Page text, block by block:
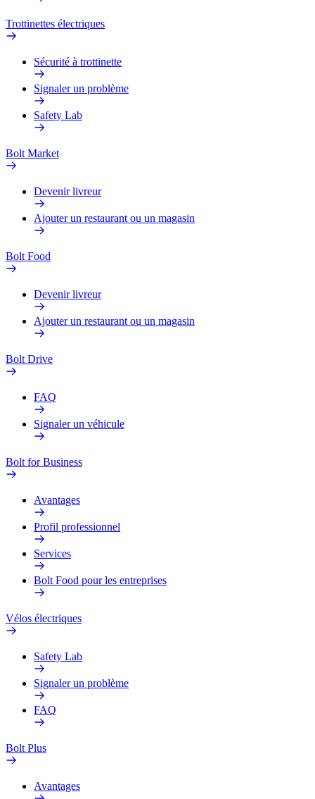
Trottinettes électriques
Sécurité à trottinette
Signaler un problème
Safety Lab
Bolt Market
Devenir livreur
Ajouter un restaurant ou un magasin
Bolt Food
Devenir livreur
Ajouter un restaurant ou un magasin
Bolt Drive
FAQ
Signaler un véhicule
Bolt for Business
Avantages
Profil professionnel
Services
Bolt Food pour les entreprises
Vélos électriques
Safety Lab
Signaler un problème
FAQ
Bolt Plus
Avantages